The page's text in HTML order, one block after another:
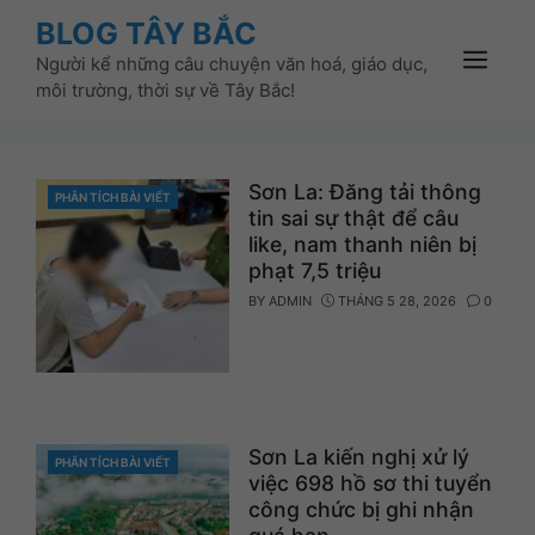
content
BLOG TÂY BẮC
Người kể những câu chuyện văn hoá, giáo dục,
môi trường, thời sự về Tây Bắc!
Menu
CATEGORIES
PHÂN TÍCH BÀI VIẾT
Sơn La: Đăng tải thông
tin sai sự thật để câu
like, nam thanh niên bị
phạt 7,5 triệu
BY ADMIN THÁNG 5 28, 2026 0
CATEGORIES
PHÂN TÍCH BÀI VIẾT
Sơn La kiến nghị xử lý
việc 698 hồ sơ thi tuyển
công chức bị ghi nhận